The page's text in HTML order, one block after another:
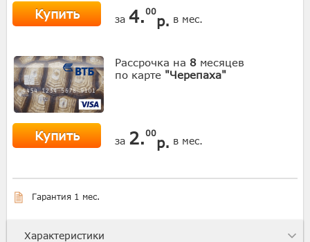
Купить за 4.00
р. в мес.
Рассрочка на 8 месяцев
по карте "Черепаха"
Купить за 2.00
р. в мес.
Гарантия 1 мес.
Характеристики